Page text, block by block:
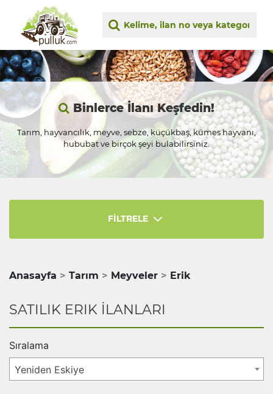
Binlerce İlanı Keşfedin!
Tarım, hayvancılık, meyve, sebze, küçükbaş, kümes hayvanı,
hububat ve birçok şeyi bulabilirsiniz.
FİLTRELE
Anasayfa Tarım Meyveler Erik
SATILIK ERIK İLANLARI
Sıralama
Yeniden Eskiye